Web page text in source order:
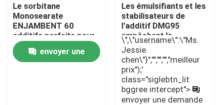
Contrôle de qualité
Contactez-nous
Le sorbitane
Monosearate
ENJAMBENT 60
additifs parfaits pour
des laitages
augmentant la
stabilité et
envoyer une
Les émulsifiants et les
stabilisateurs de
l'additif DMG95
empêchent la
stratification possible
en lait
\",\"username\":\"Ms.
Jessie
chen\"}","","","","meilleur
prix");'
class="siglebtn_lit
bggree intercept">
envoyer une demande